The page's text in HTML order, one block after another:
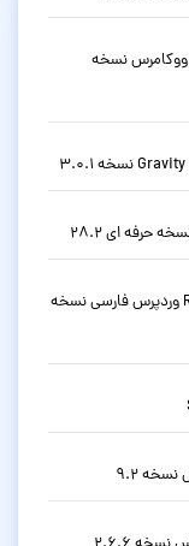
قالب فروشگاهی چندمنظوره وودمارت WoodMart ووکامرس نسخه
دانلود افزونه سئو حرفه ای رنک مث Rank Math Pro وردپرس فارسی نسخه